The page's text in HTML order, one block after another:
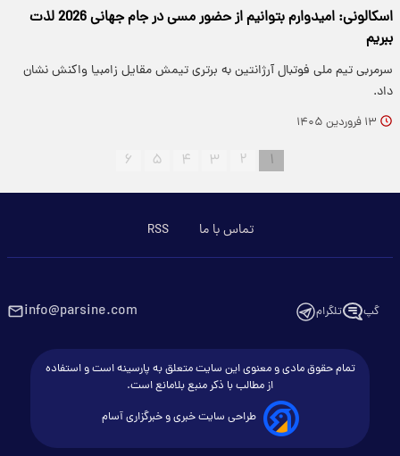
اسکالونی: امیدوارم بتوانیم از حضور مسی در جام جهانی 2026 لذت
ببریم
سرمربی تیم ملی فوتبال آرژانتین به برتری تیمش مقایل زامبیا واکنش نشان
داد.
۱۳ فروردین ۱۴۰۵
۱ ۲ ۳ ۴ ۵ ۶
تماس با ما RSS
گپ تلگرام info@parsine.com
تمام حقوق مادی و معنوی این سایت متعلق به پارسینه است و استفاده
از مطالب با ذکر منبع بلامانع است.
طراحی سایت خبری و خبرگزاری آسام